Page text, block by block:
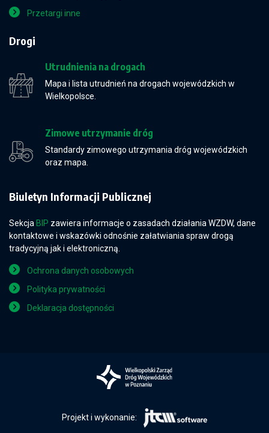
Przetargi inne
Drogi
Utrudnienia na drogach
Mapa i lista utrudnień na drogach wojewódzkich w
Wielkopolsce.
Zimowe utrzymanie dróg
Standardy zimowego utrzymania dróg wojewódzkich
oraz mapa.
Biuletyn Informacji Publicznej
Sekcja BIP zawiera informacje o zasadach działania WZDW, dane
kontaktowe i wskazówki odnośnie załatwiania spraw drogą
tradycyjną jak i elektroniczną.
Ochrona danych osobowych
Polityka prywatności
Deklaracja dostępności
Projekt i wykonanie: